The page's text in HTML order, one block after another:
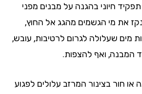
חיוני בהגנה על מבנים מפני
מי הגשמים מהגג אל החוץ,
שעלולה לגרום לרטיבות, עובש,
ואף להצפות.
בצינור המרזב עלולים לפגוע